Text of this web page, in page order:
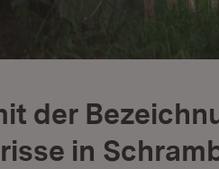
der
in